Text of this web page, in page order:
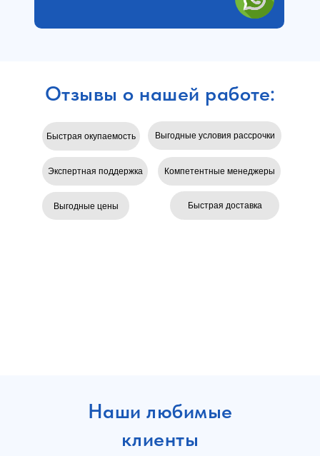
Отзывы о нашей работе:
Быстрая окупаемость
Выгодные цены
Выгодные условия рассрочки
Экспертная поддержка
Быстрая доставка
Компетентные менеджеры
Наши любимые
клиенты